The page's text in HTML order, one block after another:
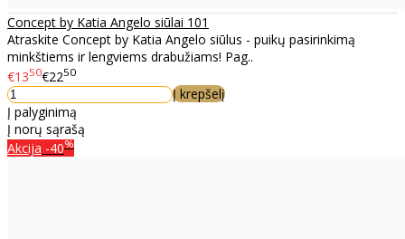
Concept by Katia Angelo siūlai 101
Atraskite Concept by Katia Angelo siūlus - puikų pasirinkimą
minkštiems ir lengviems drabužiams! Pag..
€1350€2250
Į krepšelį
Į palyginimą
Į norų sąrašą
Akcija -40%